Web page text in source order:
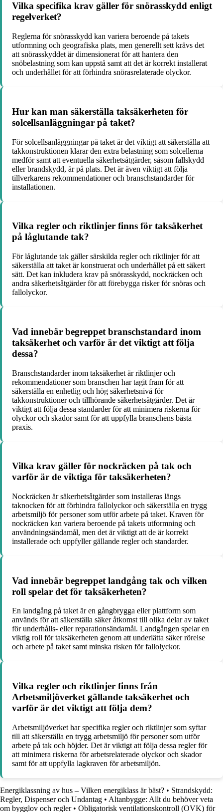
Vilka specifika krav gäller för snörasskydd enligt
regelverket?
Reglerna för snörasskydd kan variera beroende på takets
utformning och geografiska plats, men generellt sett krävs det
att snörasskyddet är dimensionerat för att hantera den
snöbelastning som kan uppstå samt att det är korrekt installerat
och underhållet för att förhindra snörasrelaterade olyckor.
Hur kan man säkerställa taksäkerheten för
solcellsanläggningar på taket?
För solcellsanläggningar på taket är det viktigt att säkerställa att
takkonstruktionen klarar den extra belastning som solcellerna
medför samt att eventuella säkerhetsåtgärder, såsom fallskydd
eller brandskydd, är på plats. Det är även viktigt att följa
tillverkarens rekommendationer och branschstandarder för
installationen.
Vilka regler och riktlinjer finns för taksäkerhet
på låglutande tak?
För låglutande tak gäller särskilda regler och riktlinjer för att
säkerställa att taket är konstruerat och underhållet på ett säkert
sätt. Det kan inkludera krav på snörasskydd, nockräcken och
andra säkerhetsåtgärder för att förebygga risker för snöras och
fallolyckor.
Vad innebär begreppet branschstandard inom
taksäkerhet och varför är det viktigt att följa
dessa?
Branschstandarder inom taksäkerhet är riktlinjer och
rekommendationer som branschen har tagit fram för att
säkerställa en enhetlig och hög säkerhetsnivå för
takkonstruktioner och tillhörande säkerhetsåtgärder. Det är
viktigt att följa dessa standarder för att minimera riskerna för
olyckor och skador samt för att uppfylla branschens bästa
praxis.
Vilka krav gäller för nockräcken på tak och
varför är de viktiga för taksäkerheten?
Nockräcken är säkerhetsåtgärder som installeras längs
taknocken för att förhindra fallolyckor och säkerställa en trygg
arbetsmiljö för personer som utför arbete på taket. Kraven för
nockräcken kan variera beroende på takets utformning och
användningsändamål, men det är viktigt att de är korrekt
installerade och uppfyller gällande regler och standarder.
Vad innebär begreppet landgång tak och vilken
roll spelar det för taksäkerheten?
En landgång på taket är en gångbrygga eller plattform som
används för att säkerställa säker åtkomst till olika delar av taket
för underhålls- eller reparationsändamål. Landgången spelar en
viktig roll för taksäkerheten genom att underlätta säker rörelse
och arbete på taket samt minska risken för fallolyckor.
Vilka regler och riktlinjer finns från
Arbetsmiljöverket gällande taksäkerhet och
varför är det viktigt att följa dem?
Arbetsmiljöverket har specifika regler och riktlinjer som syftar
till att säkerställa en trygg arbetsmiljö för personer som utför
arbete på tak och höjder. Det är viktigt att följa dessa regler för
att minimera riskerna för arbetsrelaterade olyckor och skador
samt för att uppfylla lagkraven för arbetsmiljön.
Energiklassning av hus – Vilken energiklass är bäst? • Strandskydd:
Regler, Dispenser och Undantag • Altanbygge: Allt du behöver veta
om bygglov och regler• Obligatorisk ventilationskontroll (OVK) för